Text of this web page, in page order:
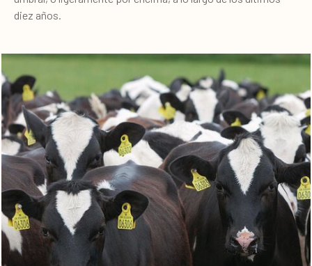
diez años.